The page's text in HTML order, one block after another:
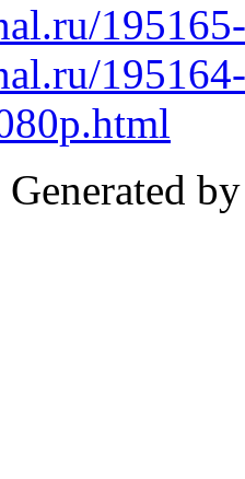
Generated